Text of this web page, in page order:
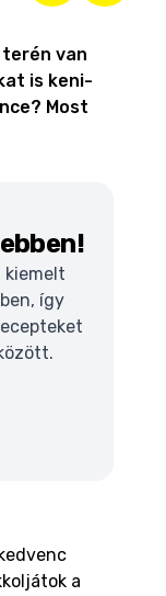
terén van
is keni-
Most
kiemelt
így
a